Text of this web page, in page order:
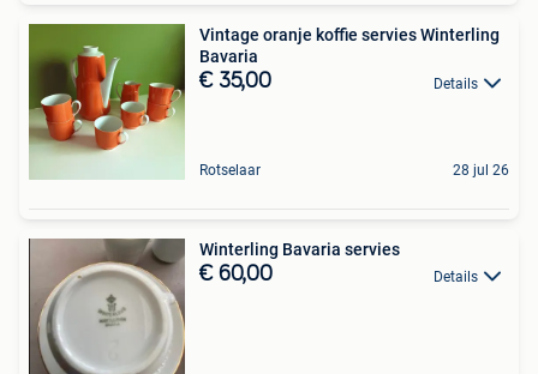
Vintage oranje koffie servies Winterling
Bavaria
€ 35,00 Details
Rotselaar 28 jul 26
Winterling Bavaria servies
€ 60,00 Details